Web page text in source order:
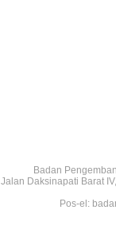
Badan
Jalan Daksinapati Barat
Pos-el: